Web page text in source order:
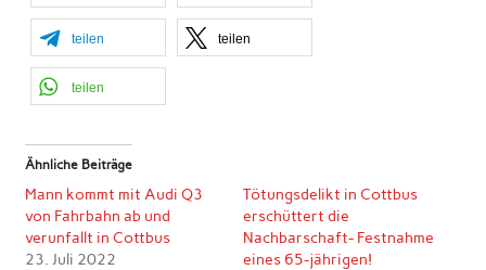
teilen teilen
teilen
Ähnliche Beiträge
Mann kommt mit Audi Q3
von Fahrbahn ab und
verunfallt in Cottbus
23. Juli 2022
Tötungsdelikt in Cottbus
erschüttert die
Nachbarschaft- Festnahme
eines 65-jährigen!